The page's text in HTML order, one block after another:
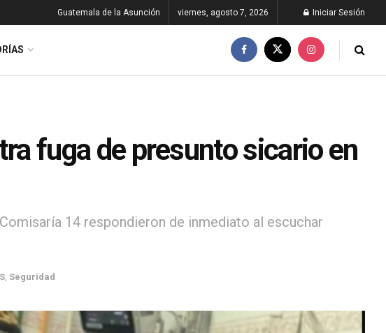
Guatemala de la Asunción viernes, agosto 7, 2026 Iniciar Sesión
fuga de presunto sicario en
14 respondieron de inmediato al escuchar
Seguridad